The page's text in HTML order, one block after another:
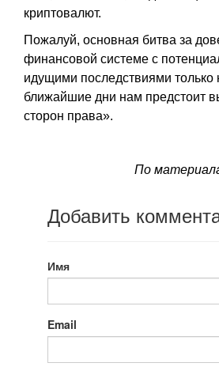
криптовалют.
Пожалуй, основная битва за
финансовой системе с
идущими последствиями только
ближайшие дни нам предстоит
сторон права».
По
Добавить
Имя
Email